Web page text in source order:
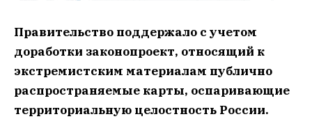
Правительство поддержало с учетом
доработки законопроект, относящий к
экстремистским материалам публично
распространяемые карты, оспаривающие
территориальную целостность России.